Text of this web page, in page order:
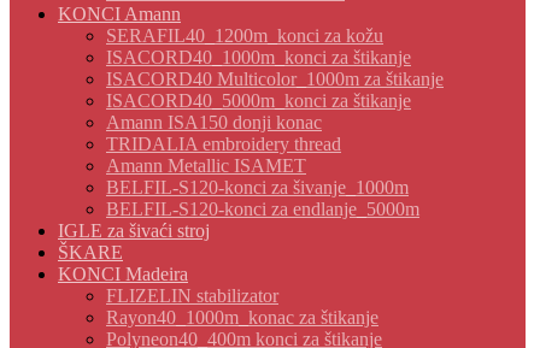
KONCI Amann
SERAFIL40_1200m_konci za kožu
ISACORD40_1000m_konci za štikanje
ISACORD40 Multicolor_1000m za štikanje
ISACORD40_5000m_konci za štikanje
Amann ISA150 donji konac
TRIDALIA embroidery thread
Amann Metallic ISAMET
BELFIL-S120-konci za šivanje_1000m
BELFIL-S120-konci za endlanje_5000m
IGLE za šivaći stroj
ŠKARE
KONCI Madeira
FLIZELIN stabilizator
Rayon40_1000m_konac za štikanje
Polyneon40_400m konci za štikanje